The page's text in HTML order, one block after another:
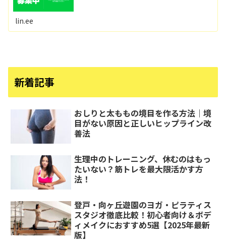
lin.ee
新着記事
おしりと太ももの境目を作る方法｜境
目がない原因と正しいヒップライン改
善法
生理中のトレーニング、休むのはもっ
たいない？筋トレを最大限活かす方
法！
登戸・向ヶ丘遊園のヨガ・ピラティス
スタジオ徹底比較！初心者向け＆ボデ
ィメイクにおすすめ5選【2025年最新
版】